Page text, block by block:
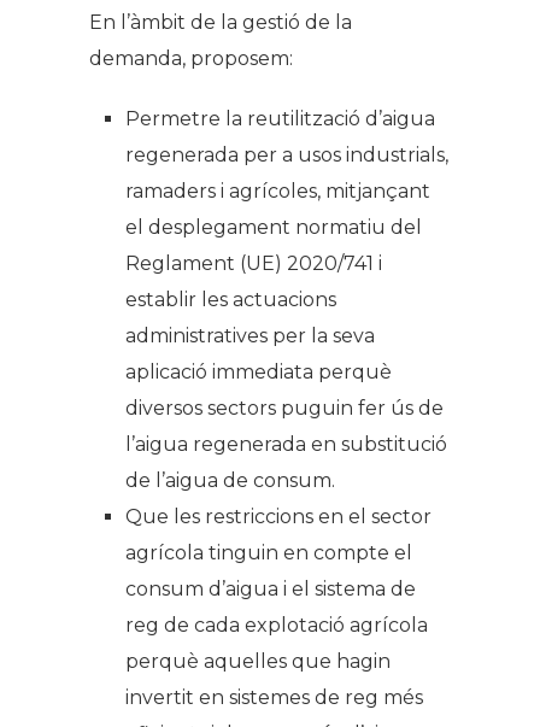
En l’àmbit de la gestió de la
demanda, proposem:
Permetre la reutilització d’aigua
regenerada per a usos industrials,
ramaders i agrícoles, mitjançant
el desplegament normatiu del
Reglament (UE) 2020/741 i
establir les actuacions
administratives per la seva
aplicació immediata perquè
diversos sectors puguin fer ús de
l’aigua regenerada en substitució
de l’aigua de consum.
Que les restriccions en el sector
agrícola tinguin en compte el
consum d’aigua i el sistema de
reg de cada explotació agrícola
perquè aquelles que hagin
invertit en sistemes de reg més